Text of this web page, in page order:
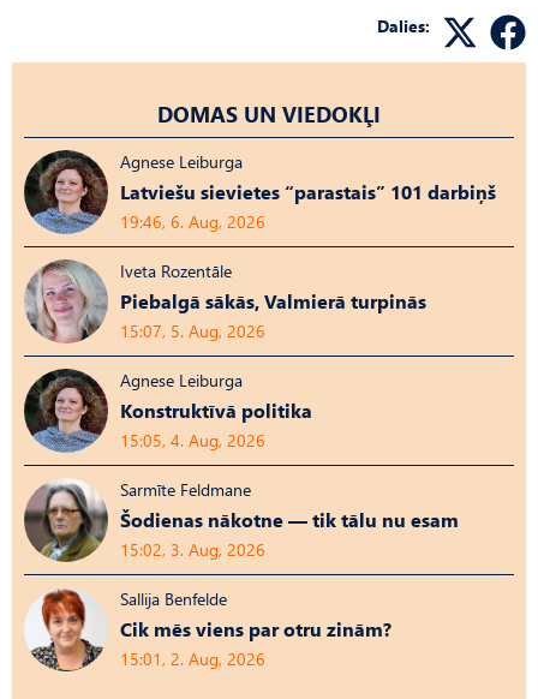
Dalies:
DOMAS UN VIEDOKĻI
Agnese Leiburga
Latviešu sievietes “parastais” 101 darbiņš
19:46, 6. Aug, 2026
Iveta Rozentāle
Piebalgā sākās, Valmierā turpinās
15:07, 5. Aug, 2026
Agnese Leiburga
Konstruktīvā politika
15:05, 4. Aug, 2026
Sarmīte Feldmane
Šodienas nākotne — tik tālu nu esam
15:02, 3. Aug, 2026
Sallija Benfelde
Cik mēs viens par otru zinām?
15:01, 2. Aug, 2026